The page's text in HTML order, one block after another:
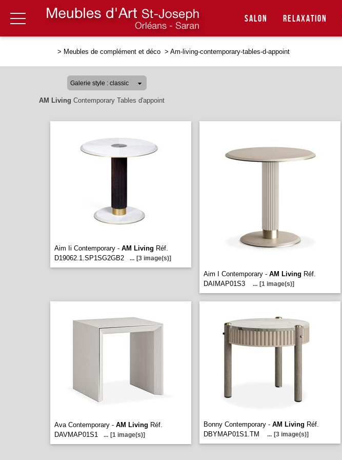
Salon Relaxation
> Meubles de complément et déco > Am-living-contemporary-tables-d-appoint
AM Living Contemporary Tables d'appoint
Aim Ii Contemporary - AM Living Réf.
D19062.1.SP1SG2GB2
... [3 image(s)]
Aim I Contemporary - AM Living Réf.
DAIMAP01S3
... [1 image(s)]
Ava Contemporary - AM Living Réf.
DAVMAP01S1
... [1 image(s)]
Bonny Contemporary - AM Living Réf.
DBYMAP01S1.TM
... [3 image(s)]